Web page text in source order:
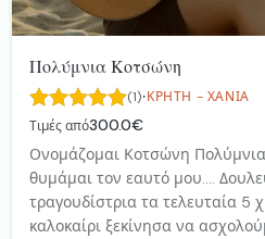
Πολύμνια Κοτσώνη
(1)·ΚΡΉΤΗ - ΧΑΝΙΆ
Τιμές από300.0€
Ονομάζομαι Κοτσώνη
θυμάμαι τον εαυτό μου....
τραγουδίστρια τα τελευταία 5
καλοκαίρι ξεκίνησα να